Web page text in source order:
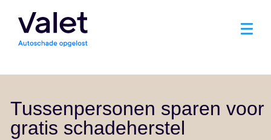
Tussenpersonen sparen voor
gratis schadeherstel